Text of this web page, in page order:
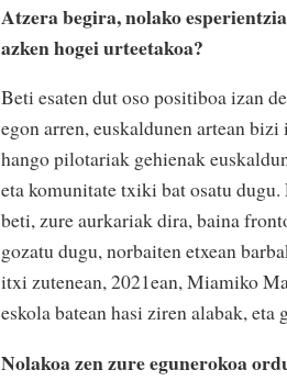
Atzera begira, nolako
azken hogei urteetakoa?
Beti esaten dut oso positiboa izan
egon arren, euskaldunen artean bizi
hango pilotariak gehienak
eta komunitate txiki bat osatu dugu.
beti, zure aurkariak dira, baina
gozatu dugu, norbaiten etxean
itxi zutenean, 2021ean, Miamiko
eskola batean hasi ziren alabak, eta
Nolakoa zen zure egunerokoa